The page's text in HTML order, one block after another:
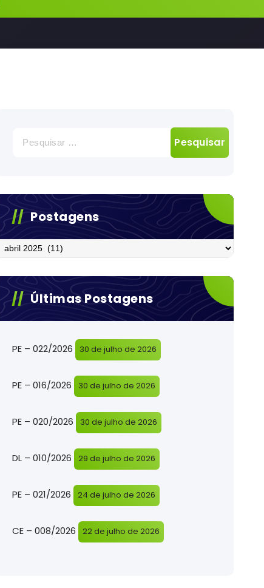
por:
Postagens
Postagens
Últimas Postagens
PE – 022/2026 30 de julho de 2026
PE – 016/2026 30 de julho de 2026
PE – 020/2026 30 de julho de 2026
DL – 010/2026 29 de julho de 2026
PE – 021/2026 24 de julho de 2026
CE – 008/2026 22 de julho de 2026